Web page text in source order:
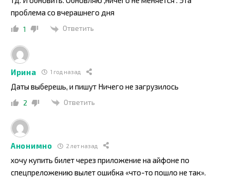
проблема со вчерашнего дня
1 Ответить
Ирина 1 год назад
Даты выберешь, и пишут Ничего не загрузилось
2 Ответить
Анонимно 2 лет назад
хочу купить билет через приложение на айфоне по
спецпреложению вылет ошибка «что-то пошло не так».